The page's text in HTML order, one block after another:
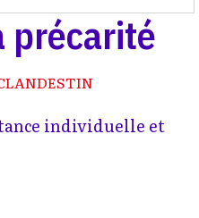
précarité
individuelle et